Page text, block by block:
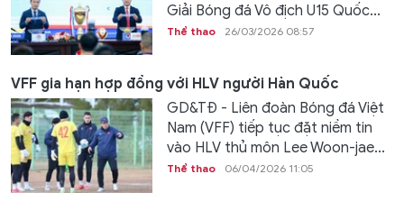
Giải Bóng đá Vô địch U15 Quốc...
Thể thao 26/03/2026 08:57
VFF gia hạn hợp đồng với HLV người Hàn Quốc
GD&TĐ - Liên đoàn Bóng đá Việt
Nam (VFF) tiếp tục đặt niềm tin
vào HLV thủ môn Lee Woon-jae...
Thể thao 06/04/2026 11:05